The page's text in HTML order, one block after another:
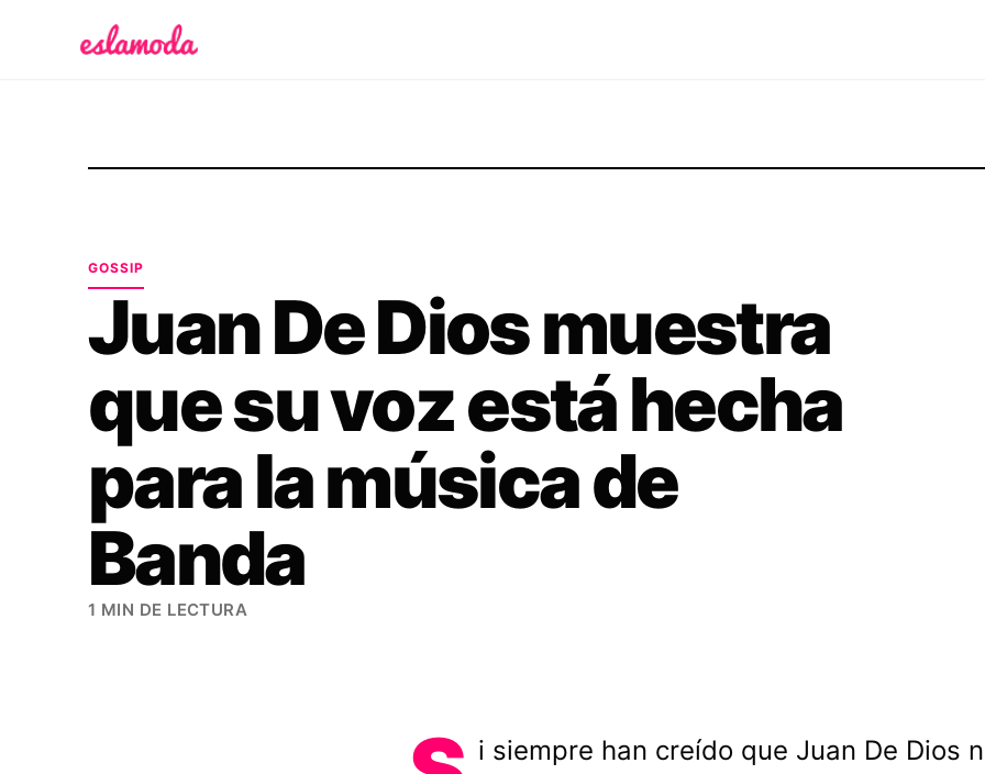
GOSSIP
Juan De Dios muestra
que su voz está hecha
para la música de
Banda
1 MIN DE LECTURA
i siempre han creído que Juan De Dios